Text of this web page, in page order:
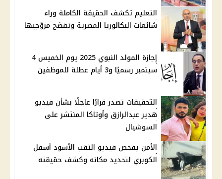
التعليم تكشف الحقيقة الكاملة وراء
شائعات البكالوريا المصرية وتفضح مروّجيها
إجازة المولد النبوي 2025 يوم الخميس 4
سبتمبر رسميًا و3 أيام عطلة للموظفين
التحقيقات تصدر قرارًا عاجلًا بشأن فيديو
هدير عبدالرازق وأوتاكا المنتشر على
السوشيال
الأمن يفحص فيديو الثقب الأسود أسفل
الكوبري لتحديد مكانه وكشف حقيقته